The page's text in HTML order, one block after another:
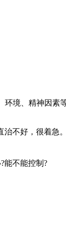
境、精神因素
不好，很着急。
能不能控制?